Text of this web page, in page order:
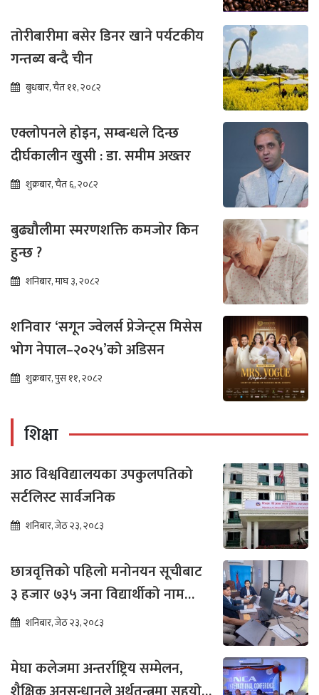
तोरीबारीमा बसेर डिनर खाने पर्यटकीय
गन्तब्य बन्दै चीन
बुधबार, चैत ११, २०८२
एक्लोपनले होइन, सम्बन्धले दिन्छ
दीर्घकालीन खुसी : डा. समीम अख्तर
शुक्रबार, चैत ६, २०८२
बुढ्यौलीमा स्मरणशक्ति कमजोर किन
हुन्छ ?
शनिबार, माघ ३, २०८२
शनिवार ‘सगून ज्वेलर्स प्रेजेन्ट्स मिसेस
भोग नेपाल–२०२५’को अडिसन
शुक्रबार, पुस ११, २०८२
शिक्षा
आठ विश्वविद्यालयका उपकुलपतिको
सर्टलिस्ट सार्वजनिक
शनिबार, जेठ २३, २०८३
छात्रवृत्तिको पहिलो मनोनयन सूचीबाट
३ हजार ७३५ जना विद्यार्थीको नाम
भर्नाका लागि सिफारिस
शनिबार, जेठ २३, २०८३
मेघा कलेजमा अन्तर्राष्ट्रिय सम्मेलन,